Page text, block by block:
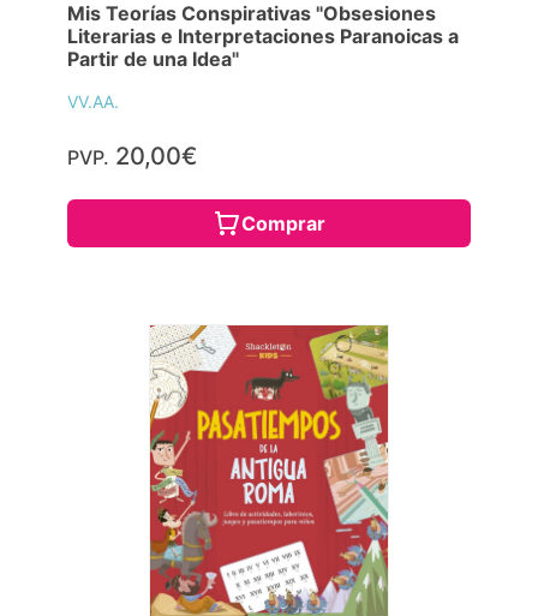
Mis Teorías Conspirativas "Obsesiones
Literarias e Interpretaciones Paranoicas a
Partir de una Idea"
VV.AA.
PVP. 20,00€
Comprar